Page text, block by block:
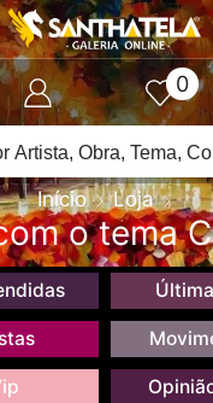
0
Início Loja
o tema